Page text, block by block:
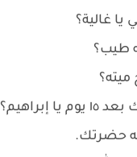
يا غالية؟
طيب؟
ميته؟
إبراهيم؟
حضرتك.